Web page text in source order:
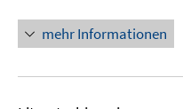
mehr Informationen